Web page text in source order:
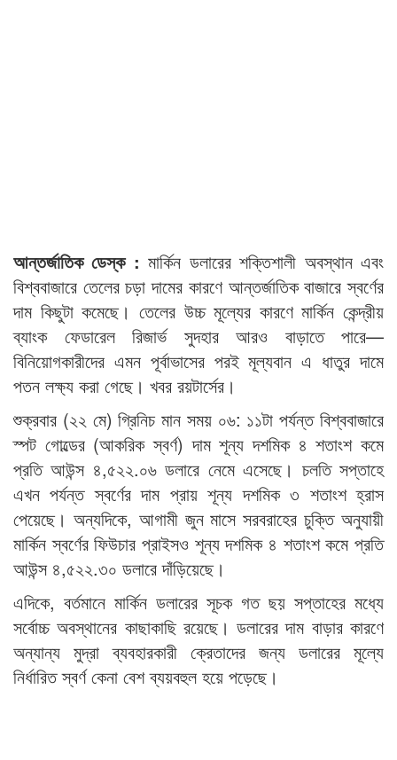
আন্তর্জাতিক ডেস্ক : মার্কিন ডলারের শক্তিশালী অবস্থান এবং
বিশ্ববাজারে তেলের চড়া দামের কারণে আন্তর্জাতিক বাজারে স্বর্ণের
দাম কিছুটা কমেছে। তেলের উচ্চ মূল্যের কারণে মার্কিন কেন্দ্রীয়
ব্যাংক ফেডারেল রিজার্ভ সুদহার আরও বাড়াতে পারে—
বিনিয়োগকারীদের এমন পূর্বাভাসের পরই মূল্যবান এ ধাতুর দামে
পতন লক্ষ্য করা গেছে। খবর রয়টার্সের।
শুক্রবার (২২ মে) গ্রিনিচ মান সময় ০৬: ১১টা পর্যন্ত বিশ্ববাজারে
স্পট গোল্ডের (আকরিক স্বর্ণ) দাম শূন্য দশমিক ৪ শতাংশ কমে
প্রতি আউন্স ৪,৫২২.০৬ ডলারে নেমে এসেছে। চলতি সপ্তাহে
এখন পর্যন্ত স্বর্ণের দাম প্রায় শূন্য দশমিক ৩ শতাংশ হ্রাস
পেয়েছে। অন্যদিকে, আগামী জুন মাসে সরবরাহের চুক্তি অনুযায়ী
মার্কিন স্বর্ণের ফিউচার প্রাইসও শূন্য দশমিক ৪ শতাংশ কমে প্রতি
আউন্স ৪,৫২২.৩০ ডলারে দাঁড়িয়েছে।
এদিকে, বর্তমানে মার্কিন ডলারের সূচক গত ছয় সপ্তাহের মধ্যে
সর্বোচ্চ অবস্থানের কাছাকাছি রয়েছে। ডলারের দাম বাড়ার কারণে
অন্যান্য মুদ্রা ব্যবহারকারী ক্রেতাদের জন্য ডলারের মূল্যে
নির্ধারিত স্বর্ণ কেনা বেশ ব্যয়বহুল হয়ে পড়েছে।